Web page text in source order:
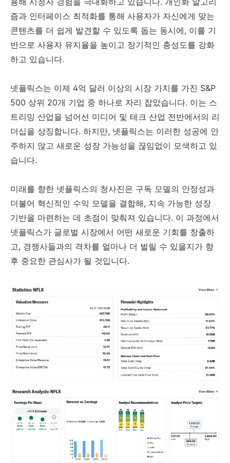
즘과 인터페이스 최적화를 통해 사용자가 자신에게 맞는
콘텐츠를 더 쉽게 발견할 수 있도록 돕는 동시에, 이를 기
반으로 사용자 유지율을 높이고 장기적인 충성도를 강화
하고 있습니다.
넷플릭스는 이제 4억 달러 이상의 시장 가치를 가진 S&P
500 상위 20개 기업 중 하나로 자리 잡았습니다. 이는 스
트리밍 산업을 넘어선 미디어 및 테크 산업 전반에서의 리
더십을 상징합니다. 하지만, 넷플릭스는 이러한 성공에 안
주하지 않고 새로운 성장 가능성을 끊임없이 모색하고 있
습니다.
미래를 향한 넷플릭스의 청사진은 구독 모델의 안정성과
더불어 혁신적인 수익 모델을 결합해, 지속 가능한 성장
기반을 마련하는 데 초점이 맞춰져 있습니다. 이 과정에서
넷플릭스가 글로벌 시장에서 어떤 새로운 기회를 창출하
고, 경쟁사들과의 격차를 얼마나 더 벌릴 수 있을지가 향
후 중요한 관심사가 될 것입니다.